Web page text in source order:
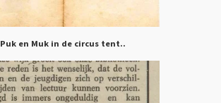
Puk en Muk in de circus tent..